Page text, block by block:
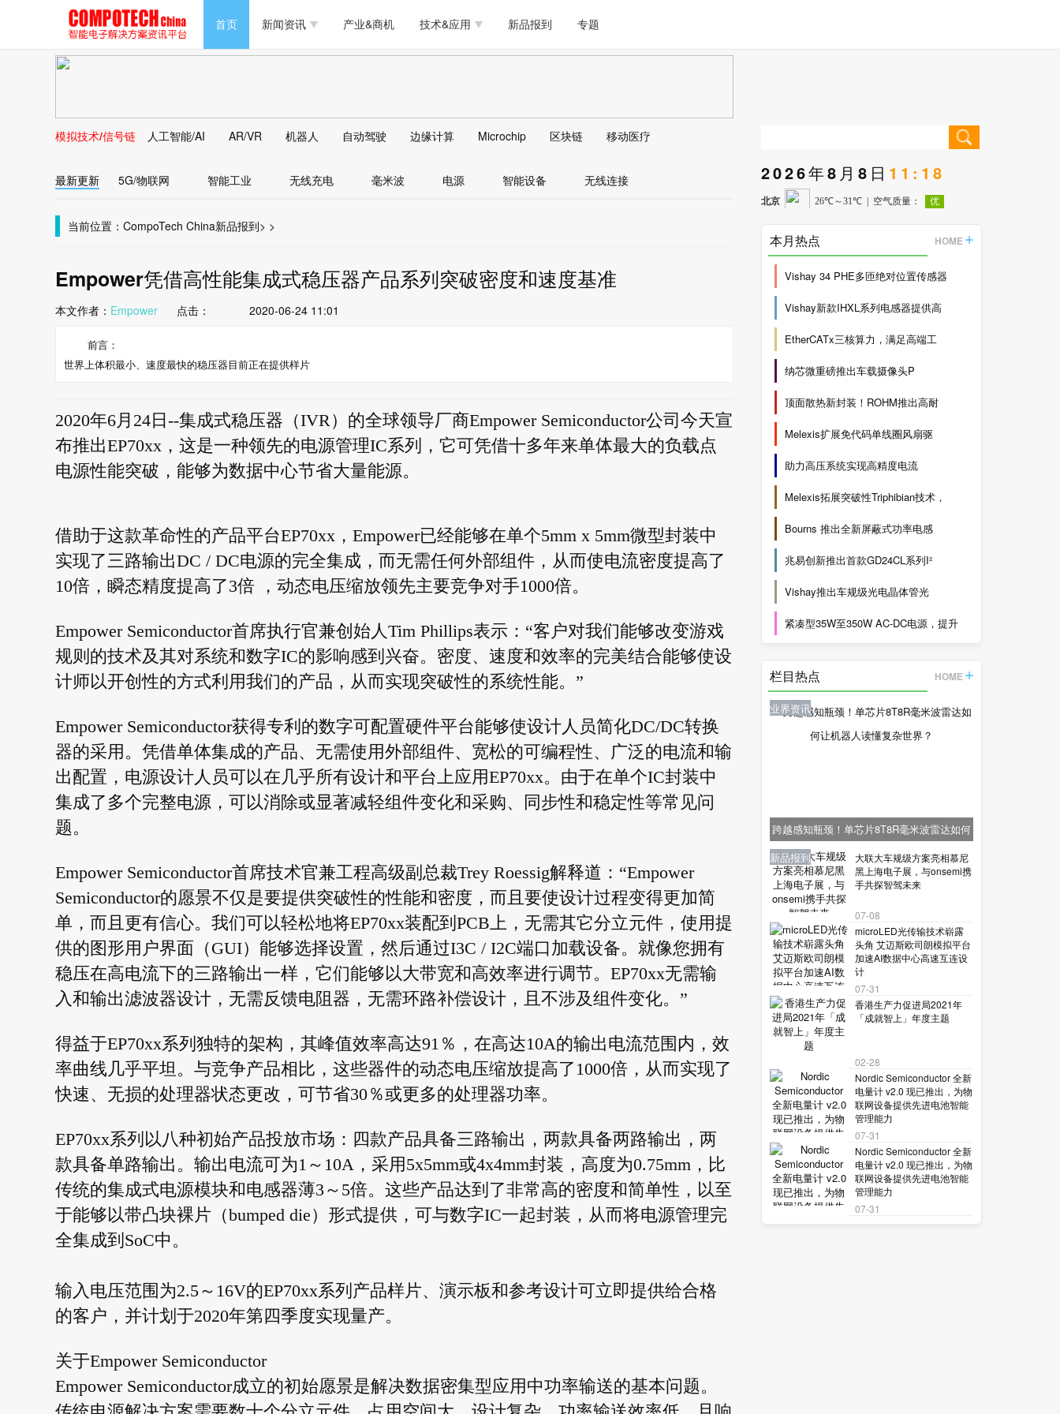
首页 新闻资讯
新能源 人工智能 安防监控
马达电机技术 物联网 模拟技术/信号链
大数据/云
产业&商机 技术&应用
安全 可穿戴
AI/人工智能
新品报到 专题
PC/周边 软件/工具 医疗电子
马达电机技术 物联网 模拟技术/信号链
大数据/云 边缘计算
存储 无线连接 LED
DLP AI/人工智能 传感器技术
AR/VR/图像/3D 电源技术/信号链 接口
模拟技术/信号链 人工智能/AI AR/VR 机器人 自动驾驶 边缘计算 Microchip 区块链 移动医疗
最新更新 5G/物联网 智能工业 无线充电 毫米波 电源 智能设备 无线连接
当前位置： CompoTech China >
新品报到 >
Empower凭借高性能集成式稳压器产品系列突破密度和速度基准
本文作者： Empower点击： 2020-06-24 11:01
前言：
世界上体积最小、速度最快的稳压器目前正在提供样片
2020年6月24日--集成式稳压器（IVR）的全球领导厂商Empower Semiconductor公司今天宣
布推出EP70xx，这是一种领先的电源管理IC系列，它可凭借十多年来单体最大的负载点
电源性能突破，能够为数据中心节省大量能源。
借助于这款革命性的产品平台EP70xx，Empower已经能够在单个5mm x 5mm微型封装中
实现了三路输出DC / DC电源的完全集成，而无需任何外部组件，从而使电流密度提高了
10倍，瞬态精度提高了3倍 ，动态电压缩放领先主要竞争对手1000倍。
Empower Semiconductor首席执行官兼创始人Tim Phillips表示：“客户对我们能够改变游戏
规则的技术及其对系统和数字IC的影响感到兴奋。密度、速度和效率的完美结合能够使设
计师以开创性的方式利用我们的产品，从而实现突破性的系统性能。”
Empower Semiconductor获得专利的数字可配置硬件平台能够使设计人员简化DC/DC转换
器的采用。凭借单体集成的产品、无需使用外部组件、宽松的可编程性、广泛的电流和输
出配置，电源设计人员可以在几乎所有设计和平台上应用EP70xx。由于在单个IC封装中
集成了多个完整电源，可以消除或显著减轻组件变化和采购、同步性和稳定性等常见问
题。
Empower Semiconductor首席技术官兼工程高级副总裁Trey Roessig解释道：“Empower
Semiconductor的愿景不仅是要提供突破性的性能和密度，而且要使设计过程变得更加简
单，而且更有信心。我们可以轻松地将EP70xx装配到PCB上，无需其它分立元件，使用提
供的图形用户界面（GUI）能够选择设置，然后通过I3C / I2C端口加载设备。就像您拥有
稳压在高电流下的三路输出一样，它们能够以大带宽和高效率进行调节。EP70xx无需输
入和输出滤波器设计，无需反馈电阻器，无需环路补偿设计，且不涉及组件变化。”
得益于EP70xx系列独特的架构，其峰值效率高达91％，在高达10A的输出电流范围内，效
率曲线几乎平坦。与竞争产品相比，这些器件的动态电压缩放提高了1000倍，从而实现了
快速、无损的处理器状态更改，可节省30％或更多的处理器功率。
EP70xx系列以八种初始产品投放市场：四款产品具备三路输出，两款具备两路输出，两
款具备单路输出。输出电流可为1～10A，采用5x5mm或4x4mm封装，高度为0.75mm，比
传统的集成式电源模块和电感器薄3～5倍。这些产品达到了非常高的密度和简单性，以至
于能够以带凸块裸片（bumped die）形式提供，可与数字IC一起封装，从而将电源管理完
全集成到SoC中。
输入电压范围为2.5～16V的EP70xx系列产品样片、演示板和参考设计可立即提供给合格
的客户，并计划于2020年第四季度实现量产。
关于Empower Semiconductor
Empower Semiconductor成立的初始愿景是解决数据密集型应用中功率输送的基本问题。
2026年8月8日 11:18
本月热点 HOME
Vishay 34 PHE多匝绝对位置传感器
Vishay新款IHXL系列电感器提供高
EtherCATx三核算力，满足高端工
纳芯微重磅推出车载摄像头P
顶面散热新封装！ROHM推出高耐
Melexis扩展免代码单线圈风扇驱
助力高压系统实现高精度电流
Melexis拓展突破性Triphibian技术，
Bourns 推出全新屏蔽式功率电感
兆易创新推出首款GD24CL系列I²
Vishay推出车规级光电晶体管光
紧凑型35W至350W AC-DC电源，提升
栏目热点 HOME
业界资讯
跨越感知瓶颈！单芯片8T8R毫米波雷达如何
让机器人读懂复杂世界？
业界资讯
大联大车规级方案亮相慕尼
黑上海电子展，与onsemi携
手共探智驾未来
07-08
业界资讯
microLED光传输技术崭露
头角 艾迈斯欧司朗模拟平台
加速AI数据中心高速互连设
计
07-31
业界资讯
香港生产力促进局2021年
「成就智上」年度主题
02-28
新品报到
Nordic Semiconductor 全新
电量计 v2.0 现已推出，为物
联网设备提供先进电池智能
管理能力
07-31
新品报到
Nordic Semiconductor 全新
电量计 v2.0 现已推出，为物
联网设备提供先进电池智能
管理能力
07-31